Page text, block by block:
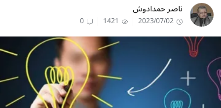
ناصر حمدادوش
2023/07/02
1421
0